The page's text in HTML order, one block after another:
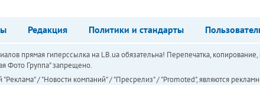
Редакция Политики и стандарты
прямая гиперссылка на LB.ua обязательна! Перепечатка,
Фото Группа" запрещено.
/ "Новости компаний" / "Пресрелиз" / "Promoted", являются